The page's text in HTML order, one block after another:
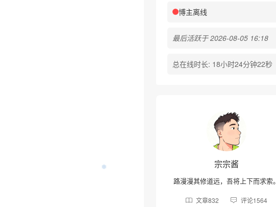
博主离线
最后活跃于 2026-08-05 16:18
总在线时长: 18小时24分钟22秒
宗宗酱
路漫漫其修道远，吾将上下而求索。
文章832 评论1564